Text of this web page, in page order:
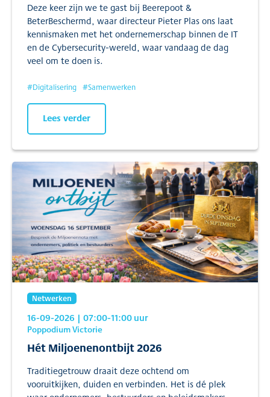
Deze keer zijn we te gast bij Beerepoot &
BeterBeschermd, waar directeur Pieter Plas ons laat
kennismaken met het ondernemerschap binnen de IT
en de Cybersecurity-wereld, waar vandaag de dag
veel om te doen is.
#Digitalisering #Samenwerken
Lees verder
Netwerken
16-09-2026 | 07:00-11:00uur
Poppodium Victorie
Hét Miljoenenontbijt 2026
Traditiegetrouw draait deze ochtend om
vooruitkijken, duiden en verbinden. Het is dé plek